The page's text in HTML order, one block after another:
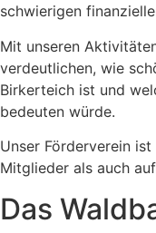
schwierigen
Mit unseren
verdeutlichen, wie
Birkerteich ist und
bedeuten würde.
Unser Förderverein
Mitglieder als auch
Das